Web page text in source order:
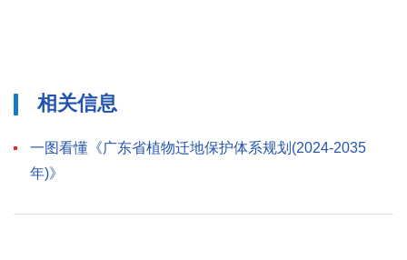
相关信息
一图看懂《广东省植物迁地保护体系规划(2024-2035
年)》